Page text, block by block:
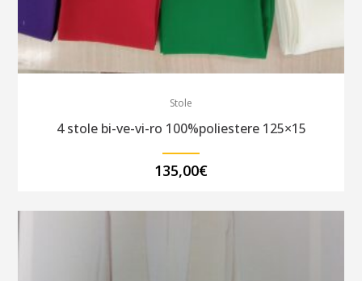
Stole
4 stole bi-ve-vi-ro 100%poliestere 125×15
135,00€